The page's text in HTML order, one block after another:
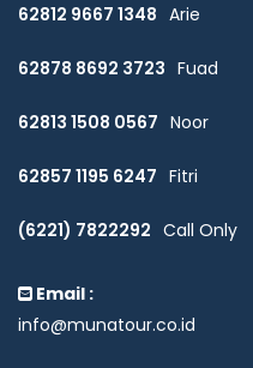
62812 9667 1348 Arie
62878 8692 3723 Fuad
62813 1508 0567 Noor
62857 1195 6247 Fitri
(6221) 7822292 Call Only
Email :
info@munatour.co.id